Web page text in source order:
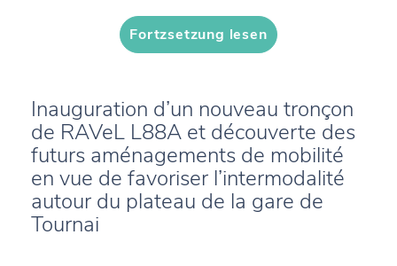
Fortzsetzung lesen
Inauguration d’un nouveau tronçon
de RAVeL L88A et découverte des
futurs aménagements de mobilité
en vue de favoriser l’intermodalité
autour du plateau de la gare de
Tournai